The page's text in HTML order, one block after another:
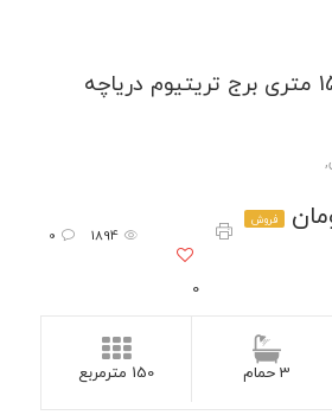
فروش آپارتمان 150 متری برج تریتیوم دریاچه
فروش
1894
0
150 مترمربع